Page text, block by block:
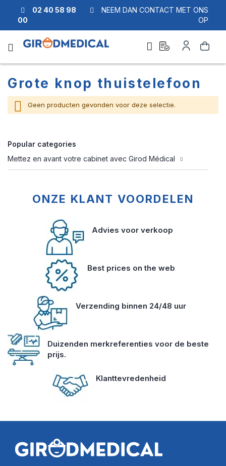
02 40 58 98
00
NEEM DAN CONTACT MET ONS
OP
Zoek
quote
Grote knop thuistelefoon
Geen producten gevonden voor deze selectie.
Popular categories
Mettez en avant votre cabinet avec Girod Médical
ONZE KLANT VOORDELEN
Advies voor verkoop
Best prices on the web
Verzending binnen 24/48 uur
Duizenden merkreferenties voor de beste
prijs.
Klanttevredenheid